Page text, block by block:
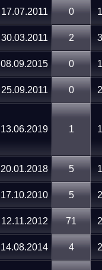
17.07.2011 0
30.03.2011 2
08.09.2015 0
25.09.2011 0
13.06.2019 1
20.01.2018 5
17.10.2010 5
12.11.2012 71
14.08.2014 4